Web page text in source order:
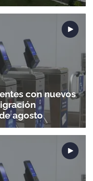
con nuevos
agosto